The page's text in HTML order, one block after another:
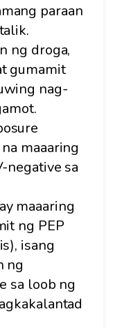
paraan
ng droga,
gumamit
nag-
maaaring
negative sa
maaaring
ng PEP
isang
ng
sa loob ng